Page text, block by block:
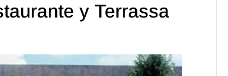
y Terrassa